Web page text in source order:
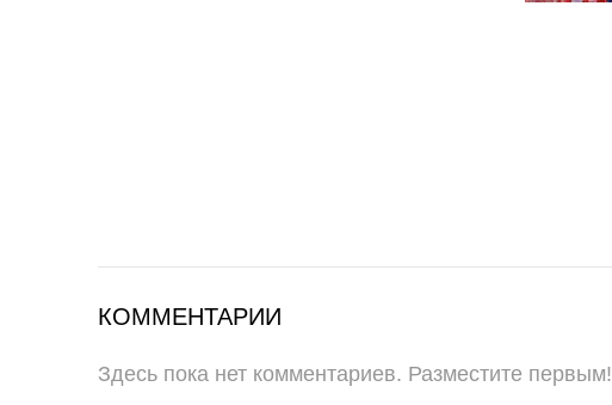
КОММЕНТАРИИ
Здесь пока нет комментариев. Разместите первым!